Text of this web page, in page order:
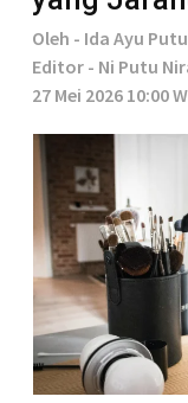
Oleh - Ida Ayu
Editor - Ni Putu
27 Mei 2026 10:00